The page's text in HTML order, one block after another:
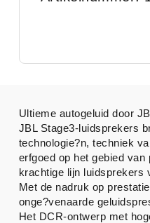
Ultieme autogeluid door
JBL Stage3-luidsprekers
technologie?n, techniek
erfgoed op het gebied
krachtige lijn luidsprekers
Met de nadruk op
onge?venaarde
Het DCR-ontwerp met